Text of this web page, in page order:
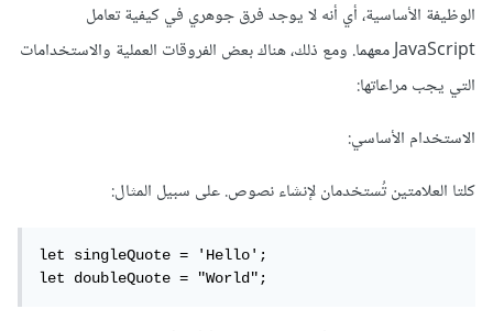
الوظيفة الأساسية، أي أنه لا يوجد فرق جوهري في كيفية تعامل
JavaScript معهما. ومع ذلك، هناك بعض الفروقات العملية والاستخدامات
التي يجب مراعاتها:
الاستخدام الأساسي:
كلتا العلامتين تُستخدمان لإنشاء نصوص. على سبيل المثال:
let singleQuote = 'Hello';
let doubleQuote = "World";